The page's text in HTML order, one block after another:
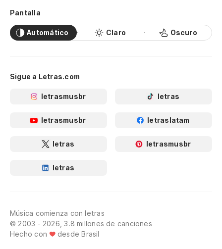
Pantalla
Automático Claro Oscuro
Sigue a Letras.com
letrasmusbr letras
letrasmusbr letraslatam
letras letrasmusbr
letras
Música comienza con letras
© 2003 - 2026, 3.8 millones de canciones
Hecho con
desde Brasil